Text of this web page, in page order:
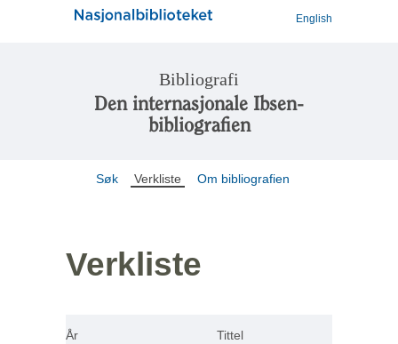
English
Bibliografi
Den internasjonale Ibsen-
bibliografien
Søk Verkliste Om bibliografien
Verkliste
År Tittel